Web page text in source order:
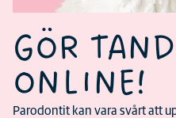
GÖR
ONLINE!
Parodontit kan vara svårt att